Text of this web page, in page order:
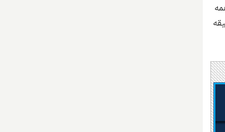
معاملات سطح دوم معاملات برای ۱۵ دقیقه